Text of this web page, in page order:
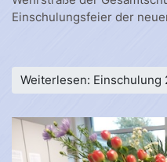
Einschulungsfeier der
Weiterlesen: Einschulung